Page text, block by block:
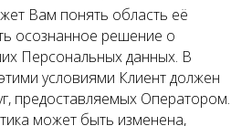
Вам понять область её
осознанное решение о
Персональных данных. В
условиями Клиент должен
предоставляемых Оператором.
может быть изменена,